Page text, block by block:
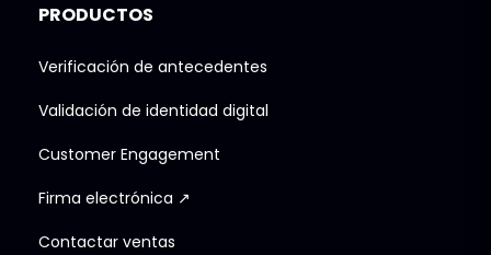
PRODUCTOS
Verificación de antecedentes
Validación de identidad digital
Customer Engagement
Firma electrónica ↗
Contactar ventas